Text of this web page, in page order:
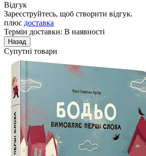
Відгук
Зареєструйтесь, щоб створити відгук.
плюс доставка
Термін доставки: В наявності
Супутні товари